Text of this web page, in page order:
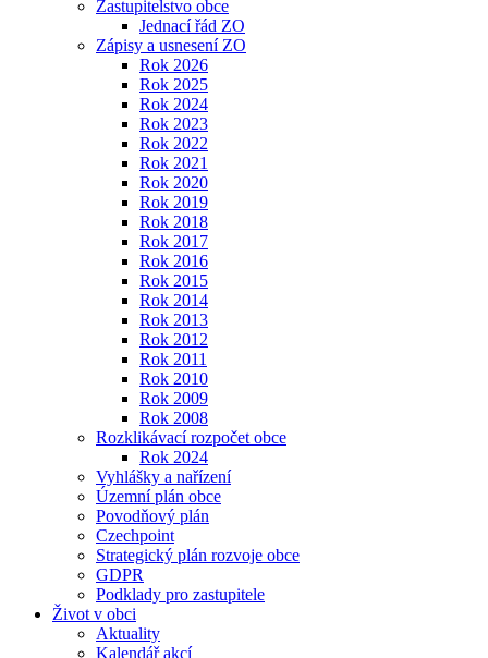
Zastupitelstvo obce
Jednací řád ZO
Zápisy a usnesení ZO
Rok 2026
Rok 2025
Rok 2024
Rok 2023
Rok 2022
Rok 2021
Rok 2020
Rok 2019
Rok 2018
Rok 2017
Rok 2016
Rok 2015
Rok 2014
Rok 2013
Rok 2012
Rok 2011
Rok 2010
Rok 2009
Rok 2008
Rozklikávací rozpočet obce
Rok 2024
Vyhlášky a nařízení
Územní plán obce
Povodňový plán
Czechpoint
Strategický plán rozvoje obce
GDPR
Podklady pro zastupitele
Život v obci
Aktuality
Kalendář akcí